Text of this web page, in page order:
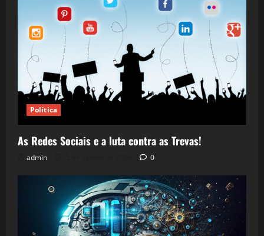
Política
As Redes Sociais e a luta contra as Trevas!
admin 0